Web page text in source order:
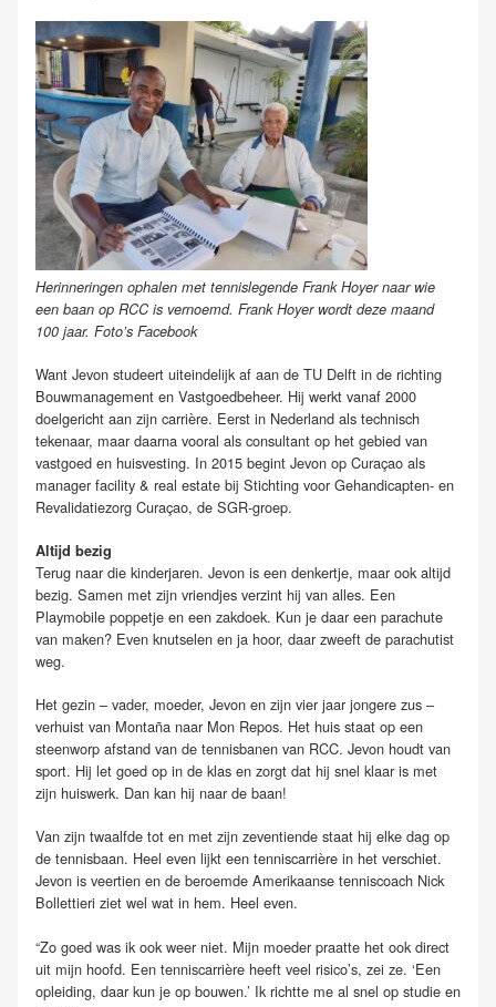
Herinneringen ophalen met tennislegende Frank Hoyer naar wie
een baan op RCC is vernoemd. Frank Hoyer wordt deze maand
100 jaar. Foto’s Facebook
Want Jevon studeert uiteindelijk af aan de TU Delft in de richting
Bouwmanagement en Vastgoedbeheer. Hij werkt vanaf 2000
doelgericht aan zijn carrière. Eerst in Nederland als technisch
tekenaar, maar daarna vooral als consultant op het gebied van
vastgoed en huisvesting. In 2015 begint Jevon op Curaçao als
manager facility & real estate bij Stichting voor Gehandicapten- en
Revalidatiezorg Curaçao, de SGR-groep.
Altijd bezig
Terug naar die kinderjaren. Jevon is een denkertje, maar ook altijd
bezig. Samen met zijn vriendjes verzint hij van alles. Een
Playmobile poppetje en een zakdoek. Kun je daar een parachute
van maken? Even knutselen en ja hoor, daar zweeft de parachutist
weg.
Het gezin – vader, moeder, Jevon en zijn vier jaar jongere zus –
verhuist van Montaña naar Mon Repos. Het huis staat op een
steenworp afstand van de tennisbanen van RCC. Jevon houdt van
sport. Hij let goed op in de klas en zorgt dat hij snel klaar is met
zijn huiswerk. Dan kan hij naar de baan!
Van zijn twaalfde tot en met zijn zeventiende staat hij elke dag op
de tennisbaan. Heel even lijkt een tenniscarrière in het verschiet.
Jevon is veertien en de beroemde Amerikaanse tenniscoach Nick
Bollettieri ziet wel wat in hem. Heel even.
“Zo goed was ik ook weer niet. Mijn moeder praatte het ook direct
uit mijn hoofd. Een tenniscarrière heeft veel risico’s, zei ze. ‘Een
opleiding, daar kun je op bouwen.’ Ik richtte me al snel op studie en